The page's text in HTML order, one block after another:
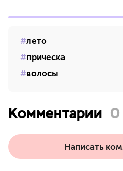
лето
прическа
волосы
Комментарии 0
Написать